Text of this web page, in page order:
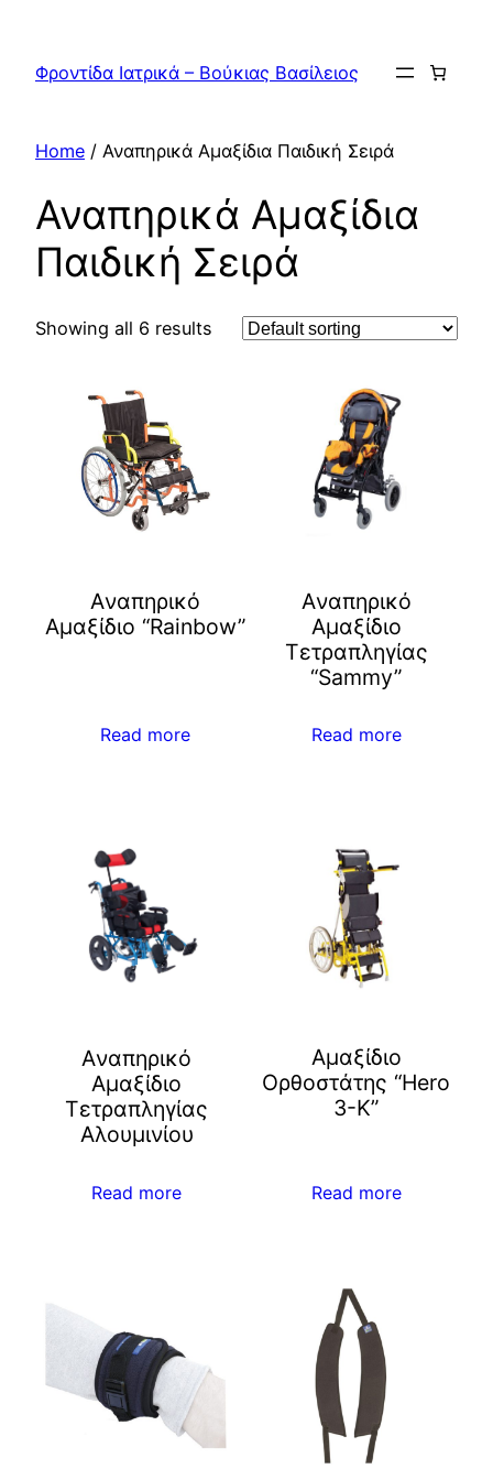
content
Φροντίδα Ιατρικά – Βούκιας Βασίλειος
Home / Αναπηρικά Αμαξίδια Παιδική Σειρά
Αναπηρικά Αμαξίδια
Παιδική Σειρά
Showing all 6 results
Aναπηρικό
Αμαξίδιο “Rainbow”
Read more
Aναπηρικό
Αμαξίδιο
Τετραπληγίας
“Sammy”
Read more
Aναπηρικό
Αμαξίδιο
Τετραπληγίας
Αλουμινίου
Read more
Αμαξίδιο
Ορθοστάτης “Hero
3-K”
Read more